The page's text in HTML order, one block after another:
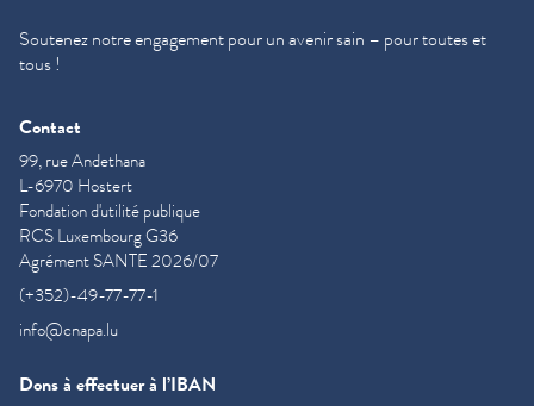
Soutenez notre engagement pour un avenir sain – pour toutes et
tous !
Contact
99, rue Andethana
L-6970 Hostert
Fondation d'utilité publique
RCS Luxembourg G36
Agrément SANTE 2026/07
(+352)-49-77-77-1
info@cnapa.lu
Dons à effectuer à l’IBAN